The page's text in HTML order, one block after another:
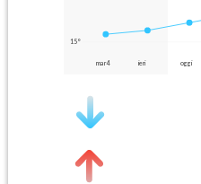
15°
mar 4 ieri oggi